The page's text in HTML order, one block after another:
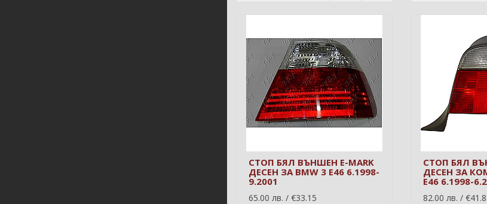
СТОП БЯЛ ВЪНШЕН E-MARK
ДЕСЕН ЗА BMW 3 E46 6.1998-
9.2001
65.00 лв. / €33.15
СТОП БЯЛ
ДЕСЕН ЗА
E46 6.1998-
82.00 лв. /